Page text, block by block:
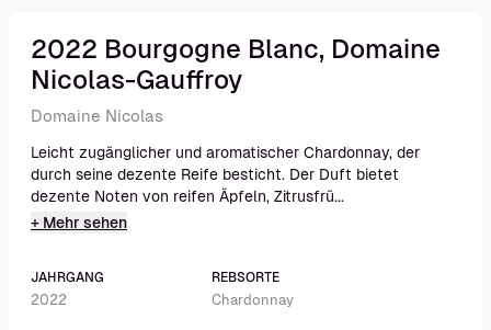
2022 Bourgogne Blanc, Domaine
Nicolas-Gauffroy
Domaine Nicolas
Leicht zugänglicher und aromatischer Chardonnay, der
durch seine dezente Reife besticht. Der Duft bietet
dezente Noten von reifen Äpfeln, Zitrusfrü...
+ Mehr sehen
JAHRGANG
2022
REBSORTE
Chardonnay